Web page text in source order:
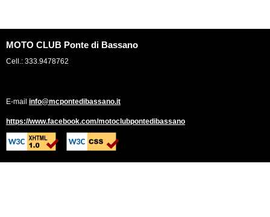
MOTO CLUB Ponte di Bassano
Cell.: 333.9478762
E-mail info@mcpontedibassano.it
https://www.facebook.com/motoclubpontedibassano